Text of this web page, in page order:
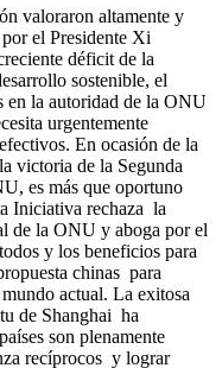
valoraron altamente y
el Presidente Xi
déficit de la
sostenible, el
en la autoridad de la ONU
urgentemente
En ocasión de la
victoria de la Segunda
es más que oportuno
Iniciativa rechaza la
de la ONU y aboga por el
y los beneficios para
chinas para
actual. La exitosa
de Shanghai ha
son plenamente
recíprocos y lograr